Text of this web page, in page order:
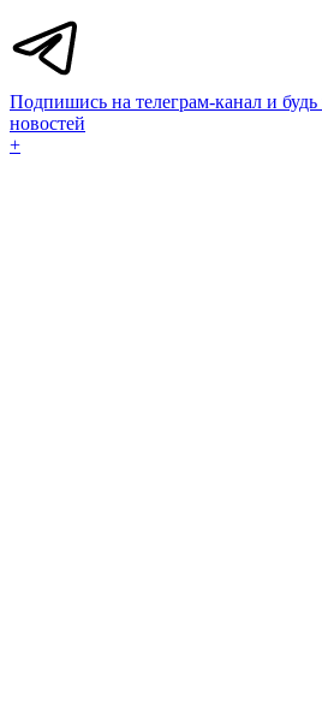
Подпишись на телеграм-канал и будь
новостей
+